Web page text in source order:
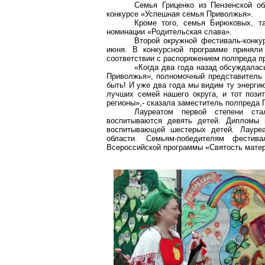
Семья Гриценкоиз Пензенской
конкурсе «Успешная семья Приволжья».
Кроме того, семья Бирюковых,
номинации «Родительская слава».
Второй окружной фестиваль-
июня. В конкурсной программе
соответствии с распоряжением
«Когда два года назад
Приволжья», полномочный
быть! И уже два года мы видим ту
лучших семей нашего округа, и тот
регионы»,- сказала заместитель полпреда
Лауреатом первой степени
воспитываются девять детей.
воспитывающей шестерых детей.
области. Семьям-победителям
Всероссийской программы «Святость